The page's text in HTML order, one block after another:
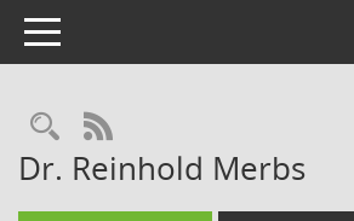
Toggle navigation
Rechercheauswahl
RSS-Feed
Dr. Reinhold Merbs